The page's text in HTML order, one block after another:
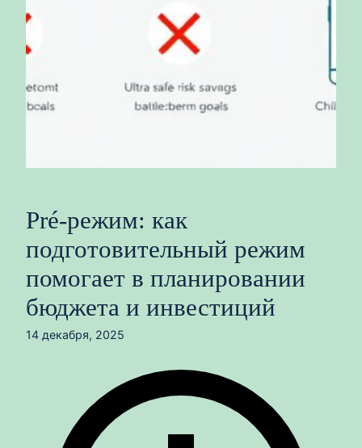
Pré-режим: как
подготовительный режим
помогает в планировании
бюджета и инвестиций
14 декабря, 2025